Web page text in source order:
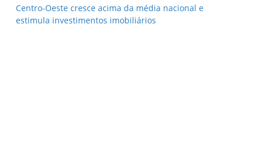
Centro-Oeste cresce acima da média nacional e
estimula investimentos imobiliários